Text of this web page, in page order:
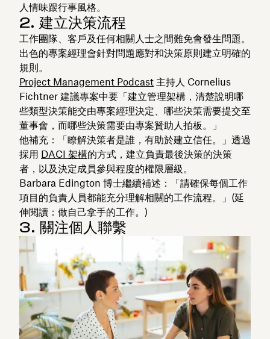
人情味跟行事風格。
2. 建立決策流程
工作團隊、客戶及任何相關人士之間難免會發生問題。
出色的專案經理會針對問題應對和決策原則建立明確的
規則。
Project Management Podcast 主持人 Cornelius
Fichtner 建議專案中要「建立管理架構，清楚說明哪
些類型決策能交由專案經理決定、哪些決策需要提交至
董事會，而哪些決策需要由專案贊助人拍板。」
他補充：「瞭解決策者是誰，有助於建立信任。」透過
採用 DACI 架構的方式，建立負責最後決策的決策
者，以及決定成員參與程度的權限層級。
Barbara Edington 博士繼續補述：「請確保每個工作
項目的負責人員都能充分理解相關的工作流程。」(延
伸閱讀：做自己拿手的工作。)
3. 關注個人聯繫